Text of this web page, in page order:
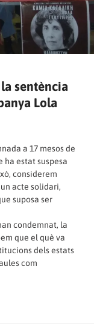
sentència
Lola
a 17 mesos de
ha estat suspesa
considerem
acte solidari,
suposa ser
condemnat, la
que el què va
dels estats
com